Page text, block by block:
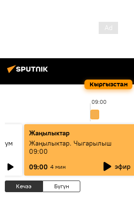
Кыргызстан
09:00
Жаңылыктар
Жаңылыктар. Чыгарылыш
09:00
09:00 4 мин эфир
Кечээ Бүгүн